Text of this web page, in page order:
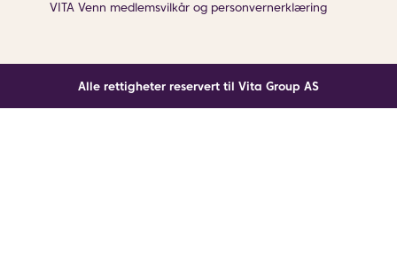
VITA Venn medlemsvilkår og personvernerklæring
Alle rettigheter reservert til Vita Group AS